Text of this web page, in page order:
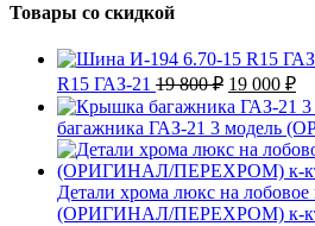
Товары со скидкой
R15 ГАЗ-21 19 800₽
цена
составляла
19
800 ₽.
19 000 ₽
19
багажника ГАЗ-21 3
Детали хрома люкс на лобовое
(ОРИГИНАЛ/ПЕРЕХРОМ) к-